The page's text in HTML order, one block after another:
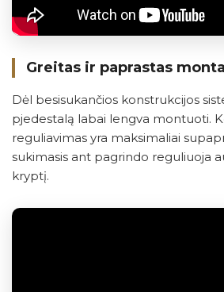
Greitas ir paprastas
Dėl besisukančios konstrukcijos
pjedestalą labai lengva montuoti.
reguliavimas yra maksimaliai
sukimasis ant pagrindo reguliuoja
kryptį.